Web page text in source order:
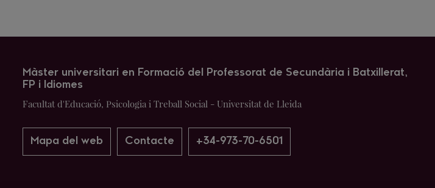
Màster universitari en Formació del Professorat de Secundària i Batxillerat,
FP i Idiomes
Facultat d'Educació, Psicologia i Treball Social - Universitat de Lleida
Mapa del web Contacte +34-973-70-6501